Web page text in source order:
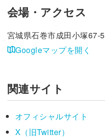
会場・アクセス
宮城県石巻市成田小塚67-5
Googleマップを開く
関連サイト
オフィシャルサイト
X（旧Twitter）